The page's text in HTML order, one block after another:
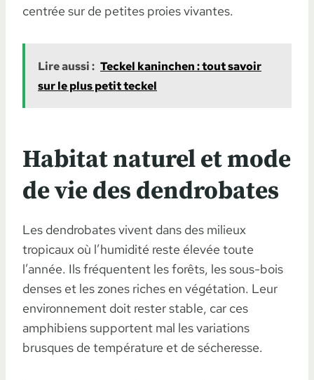
centrée sur de petites proies vivantes.
Lire aussi : Teckel kaninchen : tout savoir
sur le plus petit teckel
Habitat naturel et mode
de vie des dendrobates
Les dendrobates vivent dans des milieux
tropicaux où l’humidité reste élevée toute
l’année. Ils fréquentent les forêts, les sous-bois
denses et les zones riches en végétation. Leur
environnement doit rester stable, car ces
amphibiens supportent mal les variations
brusques de température et de sécheresse.